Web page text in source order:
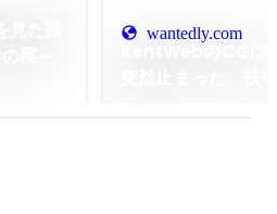
wantedly.com